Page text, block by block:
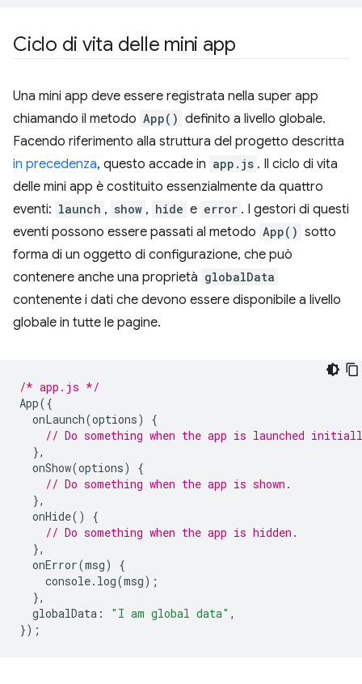
Ciclo di vita delle mini app
Una mini app deve essere registrata nella super app
chiamando il metodo App() definito a livello globale.
Facendo riferimento alla struttura del progetto descritta
in precedenza, questo accade in app.js . Il ciclo di vita
delle mini app è costituito essenzialmente da quattro
eventi: launch , show , hide e error . I gestori di questi
eventi possono essere passati al metodo App() sotto
forma di un oggetto di configurazione, che può
contenere anche una proprietà globalData
contenente i dati che devono essere disponibile a livello
globale in tutte le pagine.
/* app.js */
App({
onLaunch(options)
{
// Do something when the app is launched
},
onShow(options)
{
// Do something when the app is shown.
},
onHide()
{
// Do something when the app is hidden.
},
onError(msg)
{
console. log(msg);
},
globalData : "I am global data" ,
});